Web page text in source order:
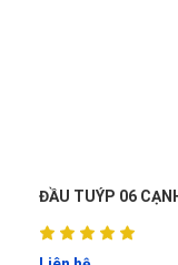
W074173